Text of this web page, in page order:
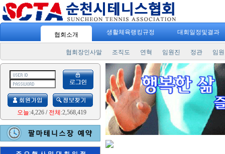
협회소개 생활체육랭킹규정 대회일정및결과
협회장인사말 조직도 연혁 임원진 정관 임
오늘:4,226/ 전체 :2,568,419